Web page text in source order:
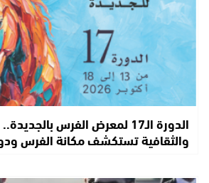
الدورة الـ17 لمعرض الفرس
والثقافية تستكشف مكانة الفرس